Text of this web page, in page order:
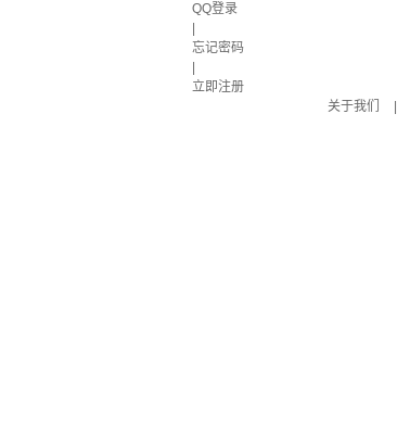
QQ登录
忘记密码
立即注册
关于我们